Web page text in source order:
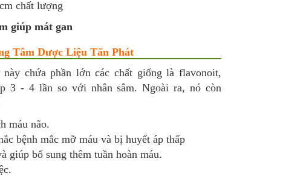
giúp mát gan
Tâm Dược Liệu Tấn Phát
chứa phần lớn các chất giống là flavonoit,
3 - 4 lần so với nhân sâm. Ngoài ra, nó còn
máu não.
bệnh mắc mỡ máu và bị huyết áp thấp
giúp bổ sung thêm tuần hoàn máu.